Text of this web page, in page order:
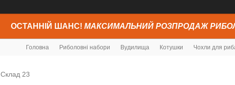
ОСТАННІЙ ШАНС! МАКСИМАЛЬНИЙ РОЗПРОДАЖ
Головна Риболовні набори Вудилища Котушки Чохли для
Склад 23